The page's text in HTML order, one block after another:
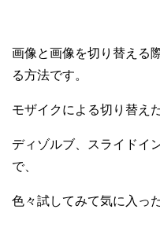
画像と画像を切り替える
る方法です。
モザイクによる切り替え
ディゾルブ、スライドイ
で、
色々試してみて気に入っ